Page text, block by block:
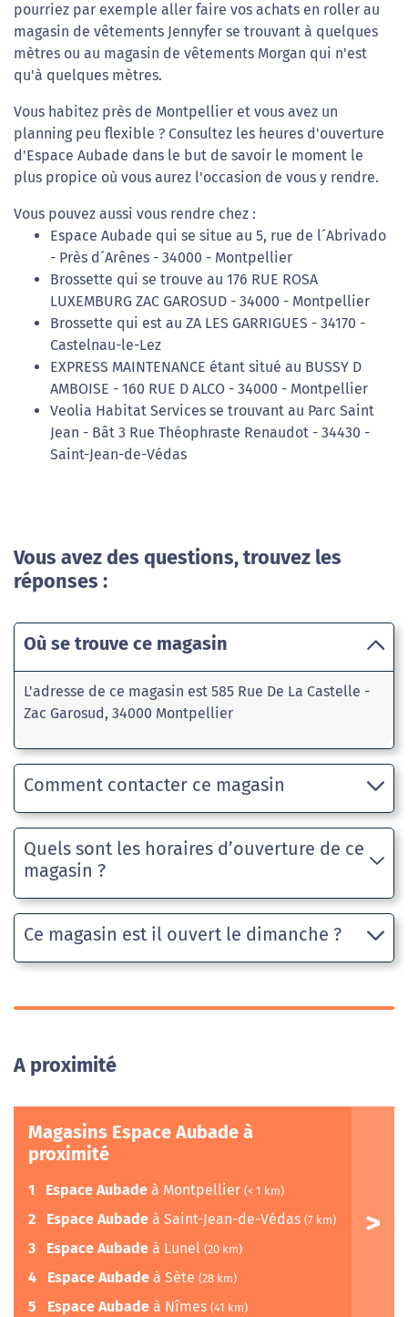
pourriez par exemple aller faire vos achats en roller au
magasin de vêtements Jennyfer se trouvant à quelques
mètres ou au magasin de vêtements Morgan qui n'est
qu'à quelques mètres.
Vous habitez près de Montpellier et vous avez un
planning peu flexible ? Consultez les heures d'ouverture
d'Espace Aubade dans le but de savoir le moment le
plus propice où vous aurez l'occasion de vous y rendre.
Vous pouvez aussi vous rendre chez :
Espace Aubade qui se situe au 5, rue de l´Abrivado
- Près d´Arênes - 34000 - Montpellier
Brossette qui se trouve au 176 RUE ROSA
LUXEMBURG ZAC GAROSUD - 34000 - Montpellier
Brossette qui est au ZA LES GARRIGUES - 34170 -
Castelnau-le-Lez
EXPRESS MAINTENANCE étant situé au BUSSY D
AMBOISE - 160 RUE D ALCO - 34000 - Montpellier
Veolia Habitat Services se trouvant au Parc Saint
Jean - Bât 3 Rue Théophraste Renaudot - 34430 -
Saint-Jean-de-Védas
Vous avez des questions, trouvez les
réponses :
Où se trouve ce magasin
L'adresse de ce magasin est 585 Rue De La Castelle -
Zac Garosud, 34000 Montpellier
Comment contacter ce magasin
Quels sont les horaires d’ouverture de ce
magasin ?
Ce magasin est il ouvert le dimanche ?
A proximité
Magasins Espace Aubade à
proximité
1 Espace Aubade à Montpellier (< 1 km)
2 Espace Aubade à Saint-Jean-de-Védas (7 km)
3 Espace Aubade à Lunel (20 km)
4 Espace Aubade à Sète (28 km)
5 Espace Aubade à Nîmes (41 km)